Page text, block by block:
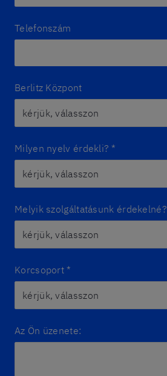
Telefonszám
Berlitz Központ
Milyen nyelv érdekli? *
Melyik szolgáltatásunk érdekelné?
Korcsoport *
Az Ön üzenete: